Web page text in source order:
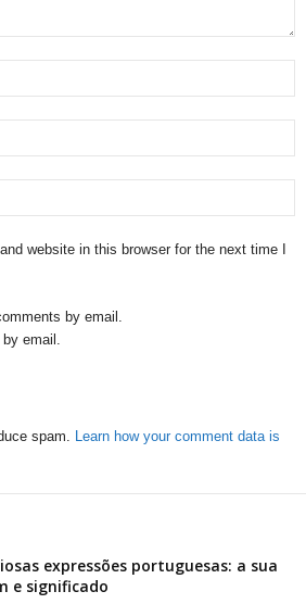
website in this browser for the next time I
by email.
email.
spam. Learn how your comment data is
expressões portuguesas: a sua
e significado